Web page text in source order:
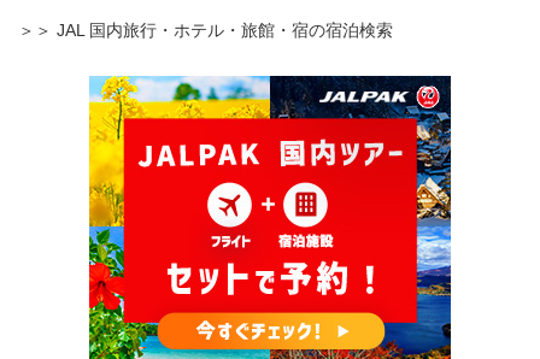
＞＞ JAL 国内旅行・ホテル・旅館・宿の宿泊検索